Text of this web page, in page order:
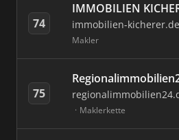
74
IMMOBILIEN
immobilien-kicherer.de
Makler
75
Maklerkette